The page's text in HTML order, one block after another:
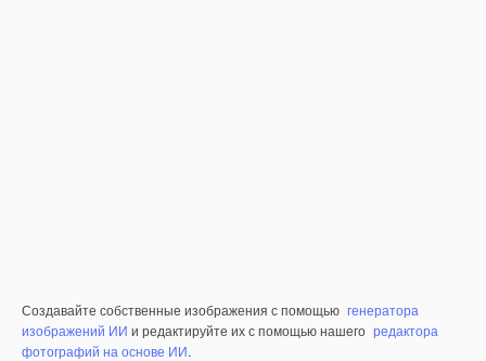
Создавайте собственные изображения с помощью генератора
изображений ИИ и редактируйте их с помощью нашего редактора
фотографий на основе ИИ.